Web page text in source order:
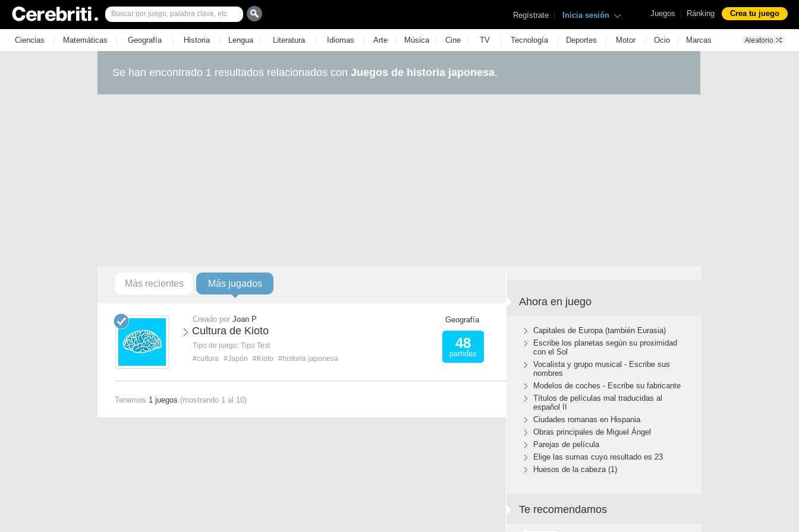
Juegos | Ránking Crea tu juego
Regístrate | Inicia sesión
Ciencias | Matemáticas | Geografía | Historia | Lengua | Literatura | Idiomas | Arte | Música | Cine | TV | Tecnología | Deportes | Motor | Ocio | Marcas
Se han encontrado 1 resultados relacionados con Juegos de historia japonesa.
Más recientes Más jugados
Creado por Joan P
Cultura de Kioto
Tipo de juego: Tipo Test
#cultura #Japón #Kioto #historia japonesa
Geografía
48
partidas
Tenemos 1 juegos (mostrando 1 al 10)
Ahora en juego
Capitales de Europa (también Eurasia)
Escribe los planetas según su proximidad
con el Sol
Vocalista y grupo musical - Escribe sus
nombres
Modelos de coches - Escribe su fabricante
Títulos de películas mal traducidas al
español II
Ciudades romanas en Hispania
Obras principales de Miguel Ángel
Parejas de película
Elige las sumas cuyo resultado es 23
Huesos de la cabeza (1)
Te recomendamos